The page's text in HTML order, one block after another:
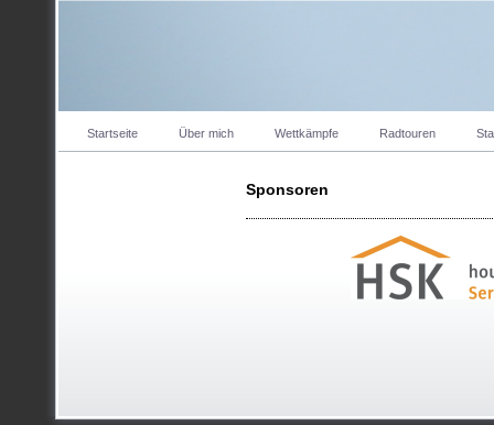
Startseite Über mich Wettkämpfe Radtouren
Sponsoren